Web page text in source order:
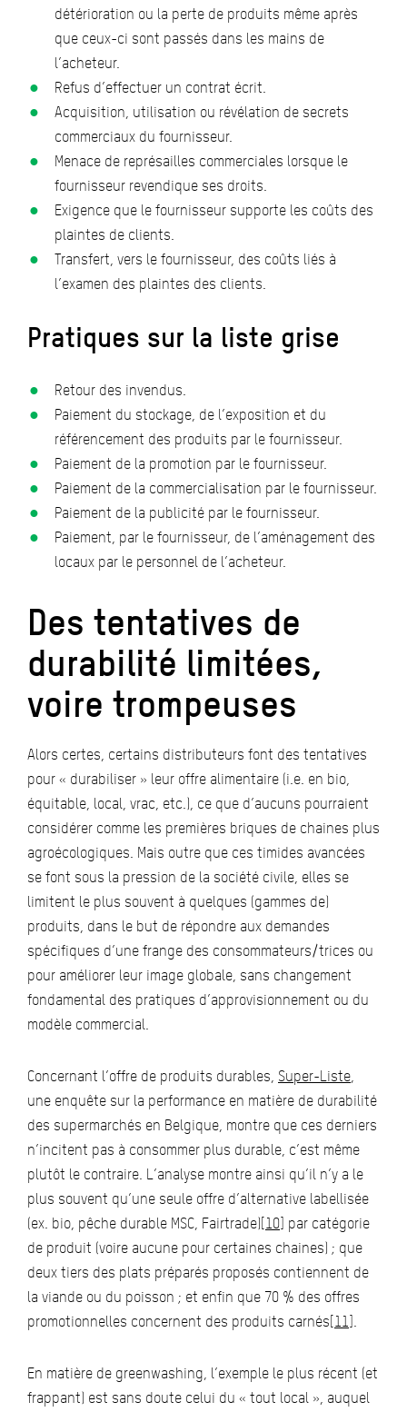
détérioration ou la perte de produits même après
que ceux-ci sont passés dans les mains de
l’acheteur.
Refus d’effectuer un contrat écrit.
Acquisition, utilisation ou révélation de secrets
commerciaux du fournisseur.
Menace de représailles commerciales lorsque le
fournisseur revendique ses droits.
Exigence que le fournisseur supporte les coûts des
plaintes de clients.
Transfert, vers le fournisseur, des coûts liés à
l’examen des plaintes des clients.
Pratiques sur la liste grise
Retour des invendus.
Paiement du stockage, de l’exposition et du
référencement des produits par le fournisseur.
Paiement de la promotion par le fournisseur.
Paiement de la commercialisation par le fournisseur.
Paiement de la publicité par le fournisseur.
Paiement, par le fournisseur, de l’aménagement des
locaux par le personnel de l’acheteur.
Des tentatives de
durabilité limitées,
voire trompeuses
Alors certes, certains distributeurs font des tentatives
pour « durabiliser » leur offre alimentaire (i.e. en bio,
équitable, local, vrac, etc.), ce que d’aucuns pourraient
considérer comme les premières briques de chaines plus
agroécologiques. Mais outre que ces timides avancées
se font sous la pression de la société civile, elles se
limitent le plus souvent à quelques (gammes de)
produits, dans le but de répondre aux demandes
spécifiques d’une frange des consommateurs/trices ou
pour améliorer leur image globale, sans changement
fondamental des pratiques d’approvisionnement ou du
modèle commercial.
Concernant l’offre de produits durables, Super-Liste
une enquête sur la performance en matière de durabilité
des supermarchés en Belgique, montre que ces derniers
n’incitent pas à consommer plus durable, c’est même
plutôt le contraire. L’analyse montre ainsi qu’il n’y a le
plus souvent qu’une seule offre d’alternative labellisée
(ex. bio, pêche durable MSC, Fairtrade)[10] par catégorie
de produit (voire aucune pour certaines chaines) ; que
deux tiers des plats préparés proposés contiennent de
la viande ou du poisson ; et enfin que 70 % des offres
promotionnelles concernent des produits carnés[11]
En matière de greenwashing, l’exemple le plus récent (et
frappant) est sans doute celui du « tout local », auquel